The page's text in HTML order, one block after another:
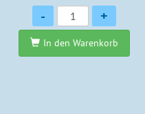
Anzahl
- +
In den Warenkorb